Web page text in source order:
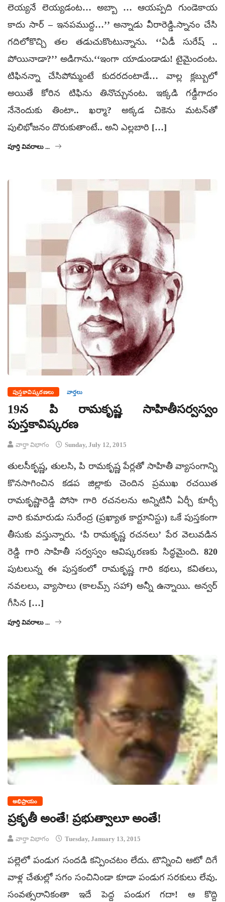
లెయ్యనే లెయ్యడంట… అబ్బా … ఆయప్పది గుండెకాయ
కాదు సార్‌ – ఇనపముద్ద…’’ అన్నాడు వీరారెడ్డి.స్నానం చేసి
గదిలోకొచ్చి తల తడుచుకొంటున్నాను. ‘‘ఏడీ సురేష్‌ ..
పోయినాడా?’’ అడిగాను.‘‘ఇంగా యాడుండాడు! టైమైందంట.
టిఫినన్నా చేసిపోమ్మంటే కుదరదంటాడే… వాల్ల క్లబ్బులో
అయితే కోరిన టిఫిను తినొచ్చునంట. ఇక్కడి గడ్దీగాదం
నేనెందుకు తింటా.. ఖర్మా? అక్కడ చికెను మటన్‌తో
పులిభోజనం దొరుకుతాంటే.. అని ఎల్లబారి […]
పూర్తి వివరాలు ...
పుస్తకావిష్కరణలు వార్తలు
19న పి రామకృష్ణ సాహితీసర్వస్వం
పుస్తకావిష్కరణ
వార్తా విభాగం Sunday, July 12, 2015
తులసీకృష్ణ, తులసి, పి రామకృష్ణ పేర్లతో సాహితీ వ్యాసంగాన్ని
కొనసాగించిన కడప జిల్లాకు చెందిన ప్రముఖ రచయిత
రామకృష్ణారెడ్డి పోసా గారి రచనలను అన్నిటినీ ఏర్చీ కూర్చీ
వారి కుమారుడు సురేంద్ర (ప్రఖ్యాత కార్టూనిస్టు) ఒకే పుస్తకంగా
తీసుకు వస్తున్నారు. ‘పి రామకృష్ణ రచనలు’ పేర వెలువడిన
రెడ్డి గారి సాహితీ సర్వస్వం ఆవిష్కరణకు సిద్ధమైంది. 820
పుటలున్న ఈ పుస్తకంలో రామకృష్ణ గారి కథలు, కవితలు,
నవలలు, వ్యాసాలు (కాలమ్స్ సహా) అన్నీ ఉన్నాయి. అన్వర్
గీసిన […]
పూర్తి వివరాలు ...
అభిప్రాయం
ప్రకృతీ అంతే! ప్రభుత్వాలూ అంతే!
వార్తా విభాగం Tuesday, January 13, 2015
పల్లెలో పండుగ సందడి కన్పించటం లేదు. టౌన్నించి ఆటో దిగే
వాళ్ల చేతుల్లో సగం సంచినిండా కూడా పండుగ సరకులు లేవు.
సంవత్సరానికంతా ఇదే పెద్ద పండుగ గదా! ఆ కొద్ది